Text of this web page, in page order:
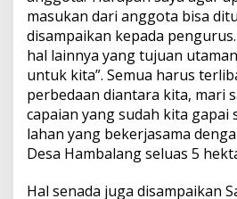
masukan dari anggota bisa
disampaikan kepada
hal lainnya yang tujuan
untuk kita”. Semua harus
perbedaan diantara kita, mari
capaian yang sudah kita gapai
lahan yang bekerjasama
Desa Hambalang seluas 5
Hal senada juga disampaikan